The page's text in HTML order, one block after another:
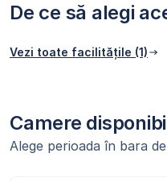
De ce să alegi
Vezi toate facilitățile (1)
Camere
Alege perioada în bara